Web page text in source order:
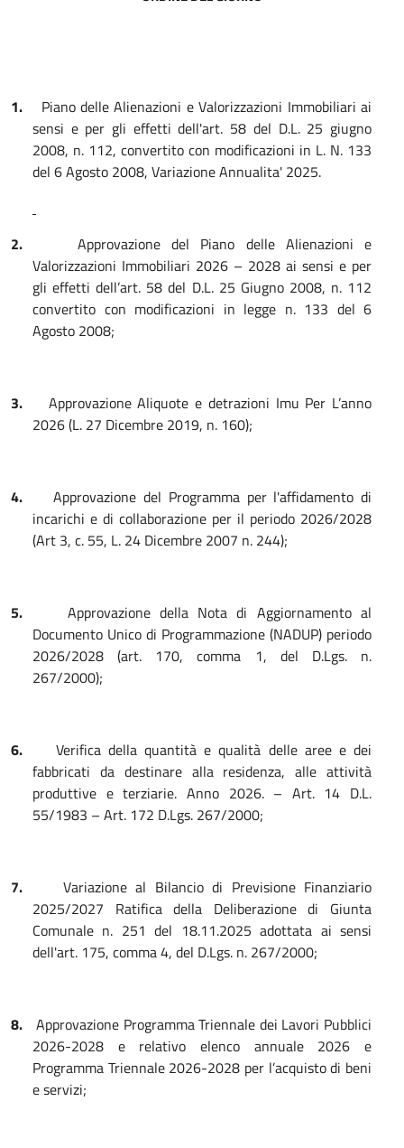
1.
Piano delle Alienazioni e Valorizzazioni Immobiliari ai
sensi e per gli effetti dell'art. 58 del D.L. 25 giugno
2008, n. 112, convertito con modificazioni in L. N. 133
del 6 Agosto 2008, Variazione Annualita' 2025.
2.
Approvazione del Piano delle Alienazioni e
Valorizzazioni Immobiliari 2026 – 2028 ai sensi e per
gli effetti dell’art. 58 del D.L. 25 Giugno 2008, n. 112
convertito con modificazioni in legge n. 133 del 6
Agosto 2008;
3.
Approvazione Aliquote e detrazioni Imu Per L’anno
2026 (L. 27 Dicembre 2019, n. 160);
4.
Approvazione del Programma per l'affidamento di
incarichi e di collaborazione per il periodo 2026/2028
(Art 3, c. 55, L. 24 Dicembre 2007 n. 244);
5.
Approvazione della Nota di Aggiornamento al
Documento Unico di Programmazione (NADUP) periodo
2026/2028 (art. 170, comma 1, del D.Lgs. n.
267/2000);
6.
Verifica della quantità e qualità delle aree e dei
fabbricati da destinare alla residenza, alle attività
produttive e terziarie. Anno 2026. – Art. 14 D.L.
55/1983 – Art. 172 D.Lgs. 267/2000;
7.
Variazione al Bilancio di Previsione Finanziario
2025/2027 Ratifica della Deliberazione di Giunta
Comunale n. 251 del 18.11.2025 adottata ai sensi
dell'art. 175, comma 4, del D.Lgs. n. 267/2000;
8.
Approvazione Programma Triennale dei Lavori Pubblici
2026-2028 e relativo elenco annuale 2026 e
Programma Triennale 2026-2028 per l’acquisto di beni
e servizi;